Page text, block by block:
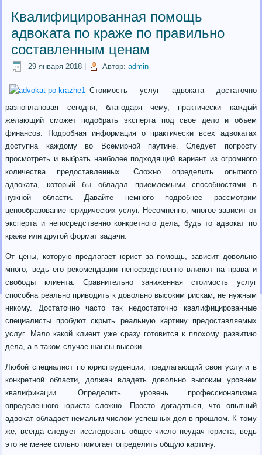
Квалифицированная помощь
адвоката по краже по правильно
составленным ценам
29 января 2018 Автор: admin
Стоимость услуг адвоката достаточно
разноплановая сегодня, благодаря чему, практически каждый
желающий сможет подобрать эксперта под свое дело и объем
финансов. Подробная информация о практически всех адвокатах
доступна каждому во Всемирной паутине. Следует попросту
просмотреть и выбрать наиболее подходящий вариант из огромного
количества предоставленных. Сложно определить опытного
адвоката, который бы обладал приемлемыми способностями в
нужной области. Давайте немного подробнее рассмотрим
ценообразование юридических услуг. Несомненно, многое зависит от
эксперта и непосредственно конкретного дела, будь то адвокат по
краже или другой формат задачи.
От цены, которую предлагает юрист за помощь, зависит довольно
много, ведь его рекомендации непосредственно влияют на права и
свободы клиента. Сравнительно заниженная стоимость услуг
способна реально приводить к довольно высоким рискам, не нужным
никому. Достаточно часто так недостаточно квалифицированные
специалисты пробуют скрыть реальную картину предоставляемых
услуг. Мало какой клиент уже сразу готовится к плохому развитию
дела, а в таком случае шансы высоки.
Любой специалист по юриспруденции, предлагающий свои услуги в
конкретной области, должен владеть довольно высоким уровнем
квалификации. Определить уровень профессионализма
определенного юриста сложно. Просто догадаться, что опытный
адвокат обладает немалым числом успешных дел в прошлом. К тому
же, всегда следует исследовать общее число неудач юриста, ведь
это не менее сильно помогает определить общую картину.